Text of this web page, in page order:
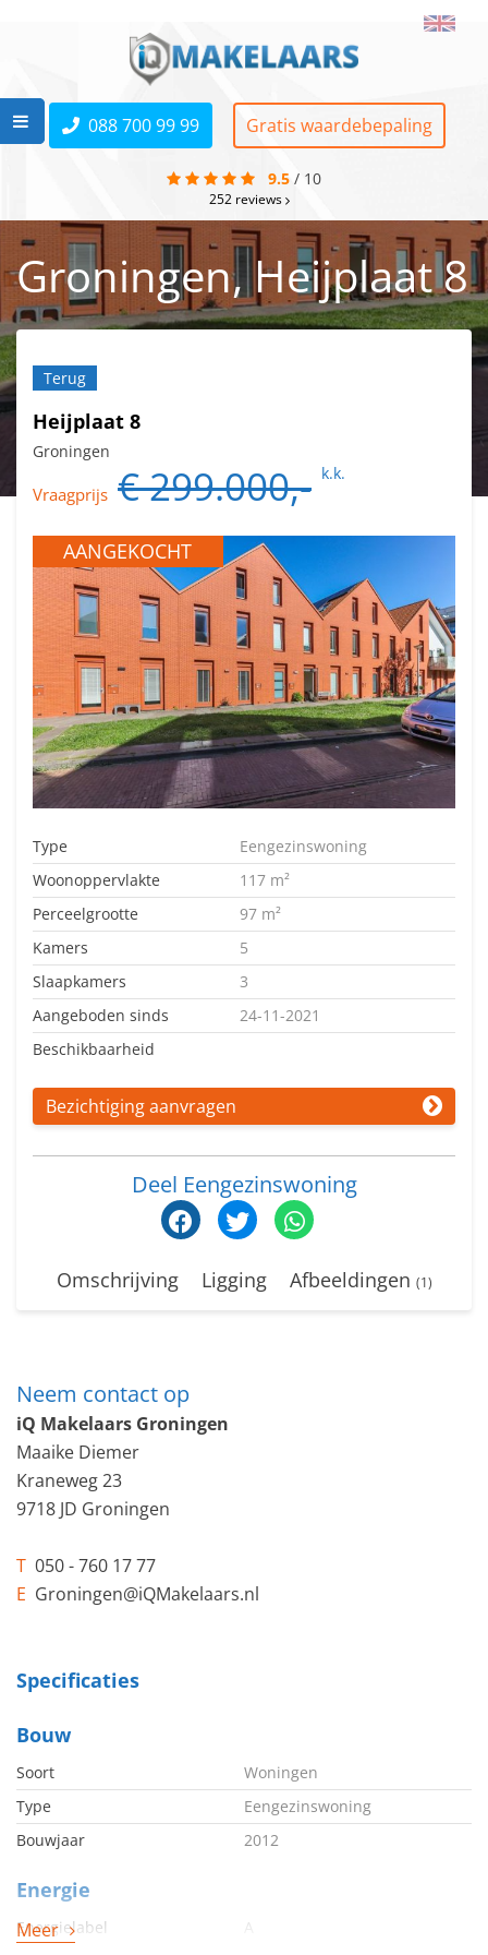
088 700 99 99 Gratis waardebepaling
9.5 / 10
252 reviews
Groningen, Heijplaat 8
Terug
Heijplaat 8
Groningen
Vraagprijs € 299.000,- k.k.
AANGEKOCHT
Type
Eengezinswoning
Woonoppervlakte
117 m²
Perceelgrootte
97 m²
Kamers
5
Slaapkamers
3
Aangeboden sinds
24-11-2021
Beschikbaarheid
Bezichtiging aanvragen
Deel Eengezinswoning
Omschrijving Ligging Afbeeldingen (1)
Neem contact op
iQ Makelaars Groningen
Maaike Diemer
Kraneweg 23
9718 JD Groningen
T 050 - 760 17 77
E Groningen@iQMakelaars.nl
Specificaties
Bouw
Soort
Woningen
Type
Eengezinswoning
Bouwjaar
2012
Energie
Energielabel A
Meer